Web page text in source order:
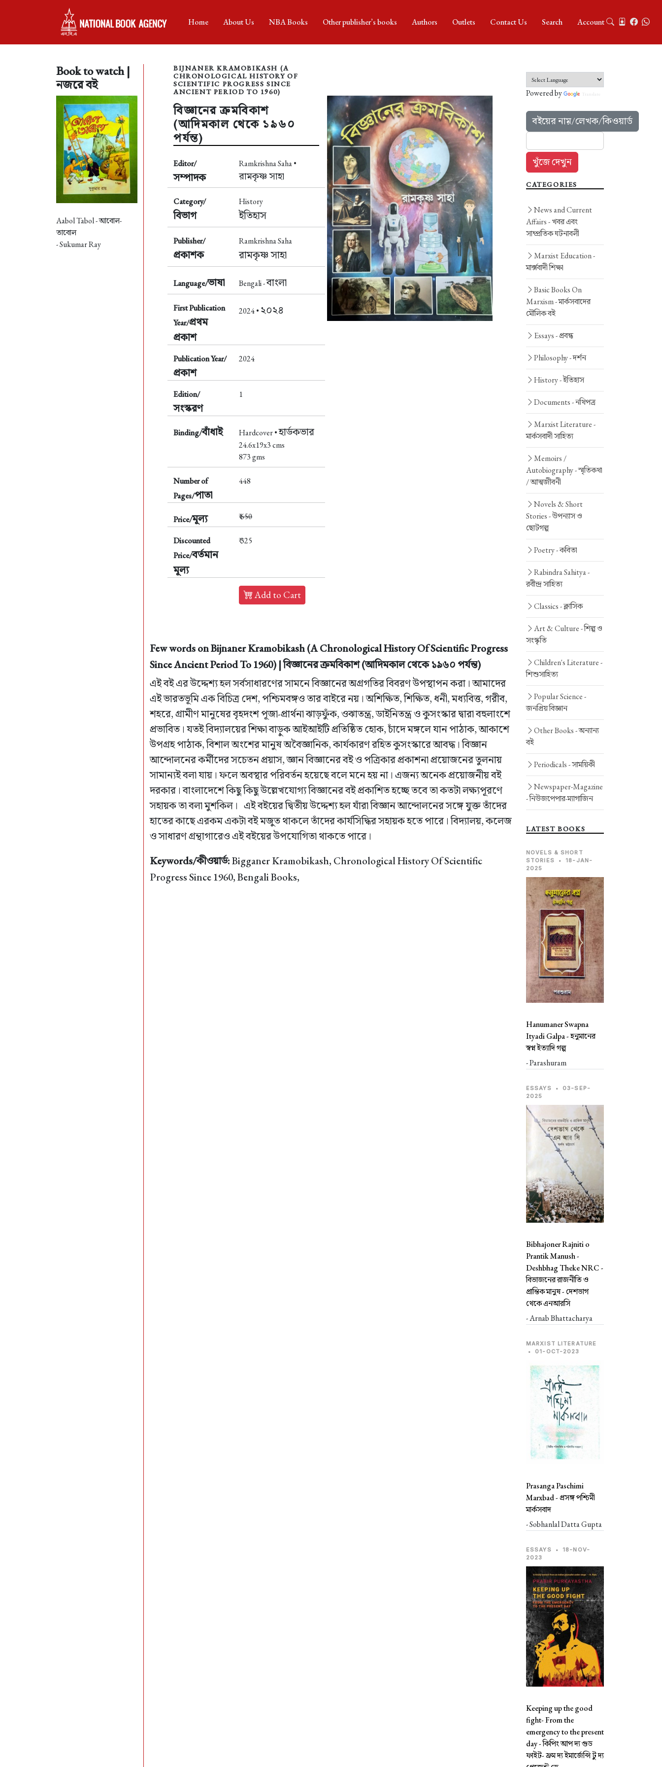
Home About Us NBA Books Other publisher’s books Authors Outlets Contact Us Search Account
Book to watch |
নজরে বই
Aabol Tabol -আবোল-
তাবোল
- Sukumar Ray
BIJNANER KRAMOBIKASH (A
CHRONOLOGICAL HISTORY OF
SCIENTIFIC PROGRESS SINCE
ANCIENT PERIOD TO 1960)
বিজ্ঞানের ক্রমবিকাশ
(আদিমকাল থেকে ১৯৬০
পর্যন্ত)
Editor/
সম্পাদক
Ramkrishna Saha •
রামকৃষ্ণ সাহা
Category/
বিভাগ
History
ইতিহাস
Publisher/
প্রকাশক
Ramkrishna Saha
রামকৃষ্ণ সাহা
Language/ভাষা Bengali -বাংলা
First Publication
Year/প্রথম
প্রকাশ
2024 • ২০২৪
Publication Year/
প্রকাশ
2024
Edition/
সংস্করণ
1
Binding/বাঁধাই Hardcover •হার্ডকভার
24.6x19x3 cms
873 gms
Number of
Pages/পাতা
448
Price/মূল্য ₹650
Discounted
Price/বর্তমান
মূল্য
₹ 325
Add to Cart
Few words on Bijnaner Kramobikash (A Chronological History Of Scientific Progress
Since Ancient Period To 1960) | বিজ্ঞানের ক্রমবিকাশ (আদিমকাল থেকে ১৯৬০ পর্যন্ত)
এই বই এর উদ্দেশ্য হল সর্বসাধারণের সামনে বিজ্ঞানের অগ্রগতির বিবরণ উপস্থাপন করা। আমাদের
এই ভারতভূমি এক বিচিত্র দেশ, পশ্চিমবঙ্গও তার বাইরে নয়। অশিক্ষিত, শিক্ষিত, ধনী, মধ্যবিত্ত, গরীব,
শহরে, গ্রামীণ মানুষের বৃহদংশ পূজা-প্রার্থনা ঝাড়ফুঁক, ওঝাতন্ত্র, ডাইনিতন্ত্র ও কুসংস্কার দ্বারা বহুলাংশে
প্রভাবিত। যতই বিদ্যালয়ের শিক্ষা বাড়ুক আইআইটি প্রতিষ্ঠিত হোক, চাঁদে মঙ্গলে যান পাঠাক, আকাশে
উপগ্রহ পাঠাক, বিশাল অংশের মানুষ অবৈজ্ঞানিক, কার্যকারণ রহিত কুসংস্কারে আবদ্ধ। বিজ্ঞান
আন্দোলনের কর্মীদের সচেতন প্রয়াস, জ্ঞান বিজ্ঞানের বই ও পত্রিকার প্রকাশনা প্রয়োজনের তুলনায়
সামান্যই বলা যায়। ফলে অবস্থার পরিবর্তন হয়েছে বলে মনে হয় না। এজন্য অনেক প্রয়োজনীয় বই
দরকার। বাংলাদেশে কিছু কিছু উল্লেখযোগ্য বিজ্ঞানের বই প্রকাশিত হচ্ছে তবে তা কতটা লক্ষ্যপূরণে
সহায়ক তা বলা মুশকিল। এই বইয়ের দ্বিতীয় উদ্দেশ্য হল যাঁরা বিজ্ঞান আন্দোলনের সঙ্গে যুক্ত তাঁদের
হাতের কাছে এরকম একটা বই মজুত থাকলে তাঁদের কার্যসিদ্ধির সহায়ক হতে পারে। বিদ্যালয়, কলেজ
ও সাধারণ গ্রন্থাগারেও এই বইয়ের উপযোগিতা থাকতে পারে।
Keywords/কীওয়ার্ড:Bigganer Kramobikash, Chronological History Of Scientific
Progress Since 1960, Bengali Books,
Powered by Translate
বইয়ের নাম়/লেখক/কিওয়ার্ড
CATEGORIES
News and Current
Affairs -খবর এবং
সাম্প্রতিক ঘটনাবলী
Marxist Education -
মার্ক্সবাদী শিক্ষা
Basic Books On
Marxism -মার্কসবাদের
মৌলিক বই
Essays -প্রবন্ধ
Philosophy -দর্শন
History -ইতিহাস
Documents -নথিপত্র
Marxist Literature -
মার্কসবাদী সাহিত্য
Memoirs /
Autobiography -স্মৃতিকথা
/ আত্মজীবনী
Novels & Short
Stories -উপন্যাস ও
ছোটগল্প
Poetry -কবিতা
Rabindra Sahitya -
রবীন্দ্র সাহিত্য
Classics -ক্লাসিক
Art & Culture -শিল্প ও
সংস্কৃতি
Children's Literature -
শিশুসাহিত্য
Popular Science -
জনপ্রিয় বিজ্ঞান
Other Books -অন্যান্য
বই
Periodicals -সাময়িকী
Newspaper-Magazine
-নিউজপেপার-ম্যাগাজিন
LATEST BOOKS
NOVELS & SHORT
STORIES
•
18-JAN-
2025
Hanumaner Swapna
Ityadi Galpa -হনুমানের
স্বপ্ন ইত্যাদি গল্প
- Parashuram
ESSAYS •
03-SEP-
2025
Bibhajoner Rajniti o
Prantik Manush -
Deshbhag Theke NRC -
বিভাজনের রাজনীতি ও
প্রান্তিক মানুষ - দেশভাগ
থেকে এনআরসি
- Arnab Bhattacharya
MARXIST LITERATURE
•
01-OCT-2023
Prasanga Paschimi
Marxbad -প্রসঙ্গ পশ্চিমী
মার্কসবাদ
- Sobhanlal Datta Gupta
ESSAYS •
18-NOV-
2023
Keeping up the good
fight- From the
emergency to the present
day -কিপিং আপ দ্য গুড
ফাইট- ফ্রম দ্য ইমার্জেন্সি টু দ্য